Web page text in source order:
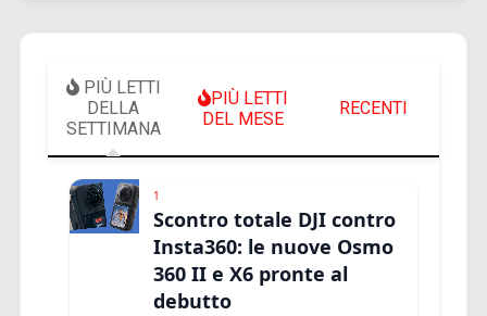
PIÙ LETTI
DELLA
SETTIMANA
PIÙ LETTI
DEL MESE
RECENTI
1
Scontro totale DJI contro
Insta360: le nuove Osmo
360 II e X6 pronte al
debutto